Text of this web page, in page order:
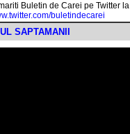
Buletin de Carei pe Twitter la
buletindecarei
SAPTAMANII